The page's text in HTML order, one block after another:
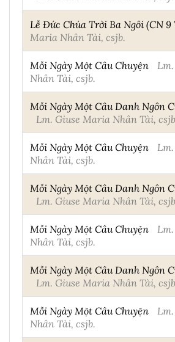
Lễ Đức Chúa Trời Ba Ngôi (CN 9
Maria Nhân Tài, csjb.
Mỗi Ngày Một Câu Chuyện
Nhân Tài, csjb.
Mỗi Ngày Một Câu Danh Ngôn
Lm. Giuse Maria Nhân Tài,
Mỗi Ngày Một Câu Chuyện
Nhân Tài, csjb.
Mỗi Ngày Một Câu Danh Ngôn
Lm. Giuse Maria Nhân Tài,
Mỗi Ngày Một Câu Chuyện
Nhân Tài, csjb.
Mỗi Ngày Một Câu Danh Ngôn
Lm. Giuse Maria Nhân Tài,
Mỗi Ngày Một Câu Chuyện
Nhân Tài, csjb.